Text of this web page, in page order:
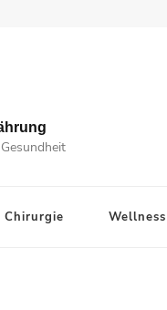
Chirurgie Wellness